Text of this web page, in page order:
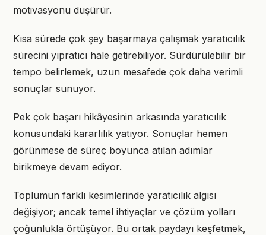
motivasyonu düşürür.
Kısa sürede çok şey başarmaya çalışmak yaratıcılık
sürecini yıpratıcı hale getirebiliyor. Sürdürülebilir bir
tempo belirlemek, uzun mesafede çok daha verimli
sonuçlar sunuyor.
Pek çok başarı hikâyesinin arkasında yaratıcılık
konusundaki kararlılık yatıyor. Sonuçlar hemen
görünmese de süreç boyunca atılan adımlar
birikmeye devam ediyor.
Toplumun farklı kesimlerinde yaratıcılık algısı
değişiyor; ancak temel ihtiyaçlar ve çözüm yolları
çoğunlukla örtüşüyor. Bu ortak paydayı keşfetmek,